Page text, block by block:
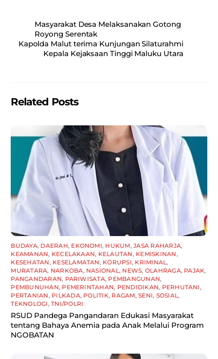
c
e
b
k
ai
l
at
s
A
ar
e
Masyarakat Desa Melaksanakan Gotong
Royong Serentak
Kapolda Malut terima Kunjungan Silaturahmi
Kepala Kejaksaan Tinggi Maluku Utara
Related Posts
BUDAYA, DAERAH, EKONOMI, HUKUM,JASA RAHARJA,
KEAMANAN, KECELAKAAN, KELAUTAN, KEMISKINAN,
KESEHATAN, KESELAMATAN, KORUPSI, KRIMINAL,
MURATARA, NARKOBA, NASIONAL, NEWS, OLAHRAGA, PAJAK,
PANGANDARAN, PARIWISATA, PEMBANGUNAN,
PEMBUNUHAN, PEMERINTAHAN, PENDIDIKAN, PERHUTANI,
PERTANIAN, PILKADA, POLITIK, RAGAM,SENI, SOSIAL,
TEKNOLOGI,TNI/POLRI
RSUD Pandega Pangandaran Edukasi Masyarakat
tentang Bahaya Anemia pada Anak Melalui Program
NGOBATAN